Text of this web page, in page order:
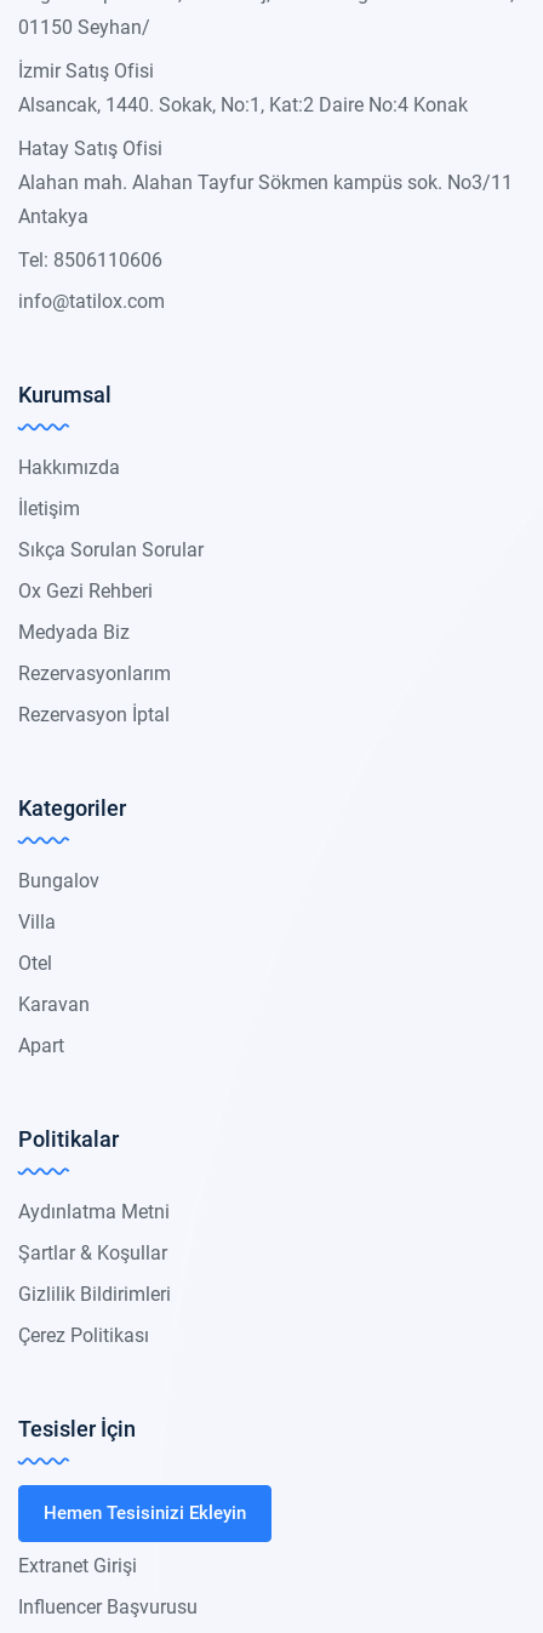
01150 Seyhan/
İzmir Satış Ofisi
Alsancak, 1440. Sokak, No:1, Kat:2 Daire No:4 Konak
Hatay Satış Ofisi
Alahan mah. Alahan Tayfur Sökmen kampüs sok. No3/11
Antakya
Tel: 8506110606
info@tatilox.com
Kurumsal
Hakkımızda
İletişim
Sıkça Sorulan Sorular
Ox Gezi Rehberi
Medyada Biz
Rezervasyonlarım
Rezervasyon İptal
Kategoriler
Bungalov
Villa
Otel
Karavan
Apart
Politikalar
Aydınlatma Metni
Şartlar & Koşullar
Gizlilik Bildirimleri
Çerez Politikası
Tesisler İçin
Hemen Tesisinizi Ekleyin
Extranet Girişi
Influencer Başvurusu